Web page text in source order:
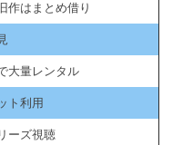
作はまとめ借り
大量レンタル
ト利用
ーズ視聴